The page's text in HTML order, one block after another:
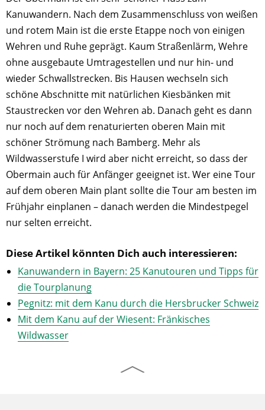
Kanuwandern. Nach dem Zusammenschluss von weißen
und rotem Main ist die erste Etappe noch von einigen
Wehren und Ruhe geprägt. Kaum Straßenlärm, Wehre
ohne ausgebaute Umtragestellen und nur hin- und
wieder Schwallstrecken. Bis Hausen wechseln sich
schöne Abschnitte mit natürlichen Kiesbänken mit
Staustrecken vor den Wehren ab. Danach geht es dann
nur noch auf dem renaturierten oberen Main mit
schöner Strömung nach Bamberg. Mehr als
Wildwasserstufe I wird aber nicht erreicht, so dass der
Obermain auch für Anfänger geeignet ist. Wer eine Tour
auf dem oberen Main plant sollte die Tour am besten im
Frühjahr einplanen – danach werden die Mindestpegel
nur selten erreicht.
Diese Artikel könnten Dich auch interessieren:
Kanuwandern in Bayern: 25 Kanutouren und Tipps für
die Tourplanung
Pegnitz: mit dem Kanu durch die Hersbrucker Schweiz
Mit dem Kanu auf der Wiesent: Fränkisches
Wildwasser